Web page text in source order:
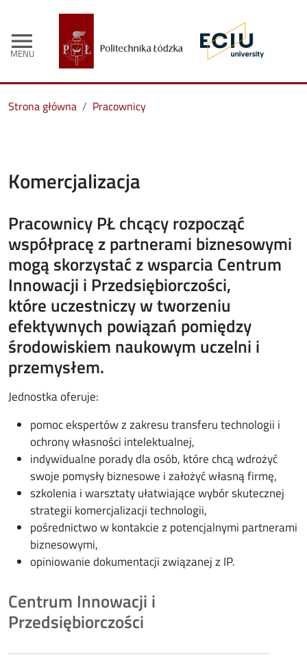
menu
MENU
Strona główna Pracownicy
Komercjalizacja
Pracownicy PŁ chcący rozpocząć
współpracę z partnerami biznesowymi
mogą skorzystać z wsparcia Centrum
Innowacji i Przedsiębiorczości,
które uczestniczy w tworzeniu
efektywnych powiązań pomiędzy
środowiskiem naukowym uczelni i
przemysłem.
Jednostka oferuje:
pomoc ekspertów z zakresu transferu technologii i
ochrony własności intelektualnej,
indywidualne porady dla osób, które chcą wdrożyć
swoje pomysły biznesowe i założyć własną firmę,
szkolenia i warsztaty ułatwiające wybór skutecznej
strategii komercjalizacji technologii,
pośrednictwo w kontakcie z potencjalnymi partnerami
biznesowymi,
opiniowanie dokumentacji związanej z IP.
Centrum Innowacji i
Przedsiębiorczości